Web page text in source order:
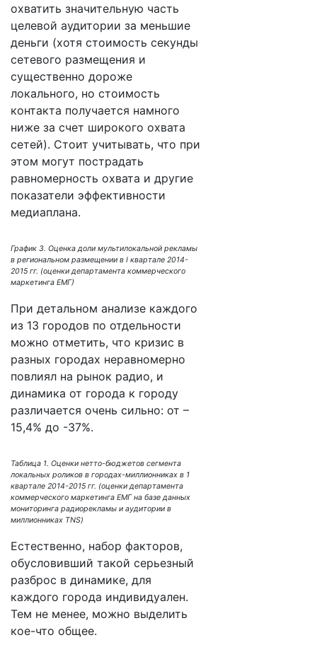
охватить значительную часть
целевой аудитории за меньшие
деньги (хотя стоимость секунды
сетевого размещения и
существенно дороже
локального, но стоимость
контакта получается намного
ниже за счет широкого охвата
сетей). Стоит учитывать, что при
этом могут пострадать
равномерность охвата и другие
показатели эффективности
медиаплана.
График 3. Оценка доли мультилокальной рекламы
в региональном размещении в I квартале 2014-
2015 гг. (оценки департамента коммерческого
маркетинга ЕМГ)
При детальном анализе каждого
из 13 городов по отдельности
можно отметить, что кризис в
разных городах неравномерно
повлиял на рынок радио, и
динамика от города к городу
различается очень сильно: от –
15,4% до -37%.
Таблица 1. Оценки нетто-бюджетов сегмента
локальных роликов в городах-миллионниках в 1
квартале 2014-2015 гг. (оценки департамента
коммерческого маркетинга ЕМГ на базе данных
мониторинга радиорекламы и аудитории в
миллионниках TNS)
Естественно, набор факторов,
обусловивший такой серьезный
разброс в динамике, для
каждого города индивидуален.
Тем не менее, можно выделить
кое-что общее.